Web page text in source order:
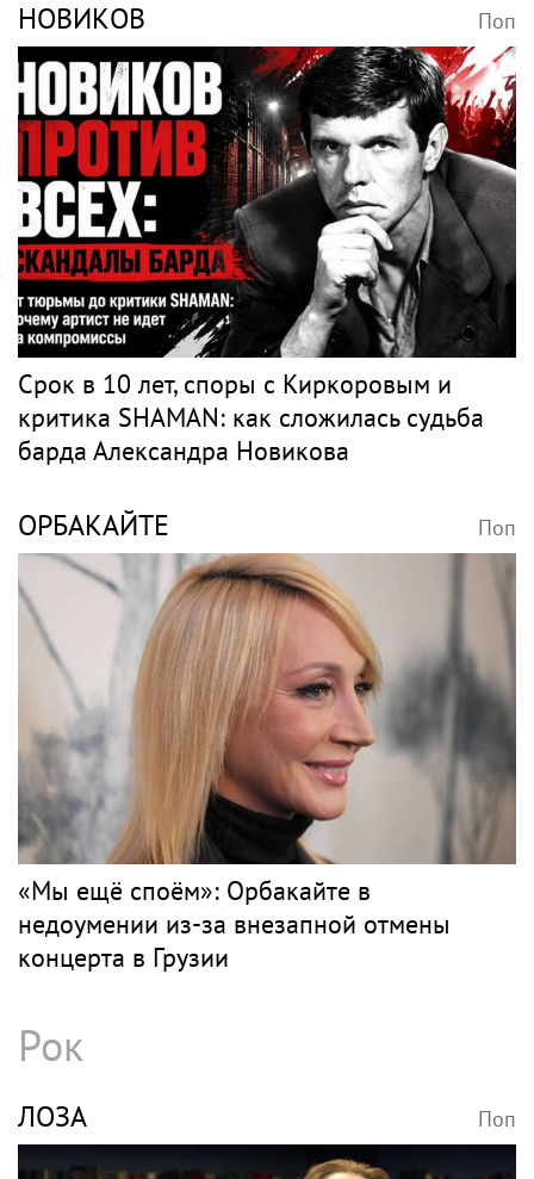
НОВИКОВ Поп
Срок в 10 лет, споры с Киркоровым и
критика SHAMAN: как сложилась судьба
барда Александра Новикова
ОРБАКАЙТЕ Поп
«Мы ещё споём»: Орбакайте в
недоумении из-за внезапной отмены
концерта в Грузии
Рок
ЛОЗА Поп